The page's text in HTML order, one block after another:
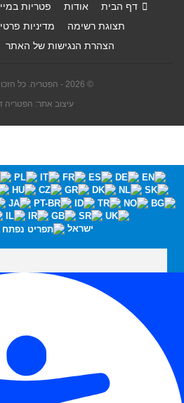
דף הבית אודות פטריות
תצוגת רשימה
מדיניות
הצהרת הנגישות של האתר
© 2026 - הפטריה. כל הזכויות שמורות.
עיצוב אתר: הפטריה
ישראל